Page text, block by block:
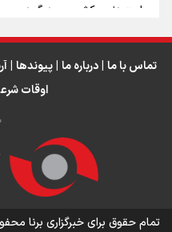
اینفو برنا/ میزان مالیات
رابرت دنیرو: کشور من دیگر
انتظار حضور تیم‌های بزرگ مثل
تورم ۵۸ درصدی معدن / وقتیتماس با ما | درباره ما | پیوندها |
اوقات
تمام حقوق برای خبرگزاری برنا